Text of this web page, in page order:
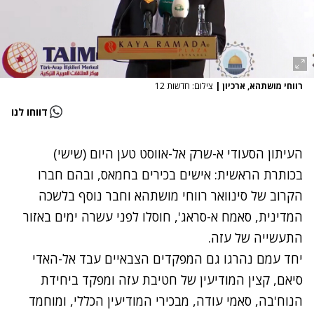
רווחי מושתהא, ארכיון | צילום: חדשות 12
דווחו לנו
העיתון הסעודי א-שרק אל-אווסט טען היום (שישי)
בכותרת הראשית: אישים בכירים בחמאס, ובהם חברו
הקרוב של סינוואר רווחי מושתהא וחבר נוסף בלשכה
המדינית, סאמח א-סראג', חוסלו לפני עשרה ימים באזור
התעשייה של עזה.
יחד עמם נהרגו גם המפקדים הצבאיים עבד אל-האדי
סיאם, קצין המודיעין של חטיבת עזה ומפקד ביחידת
הנוח'בה, סאמי עודה, מבכירי המודיעין הכללי, ומוחמד